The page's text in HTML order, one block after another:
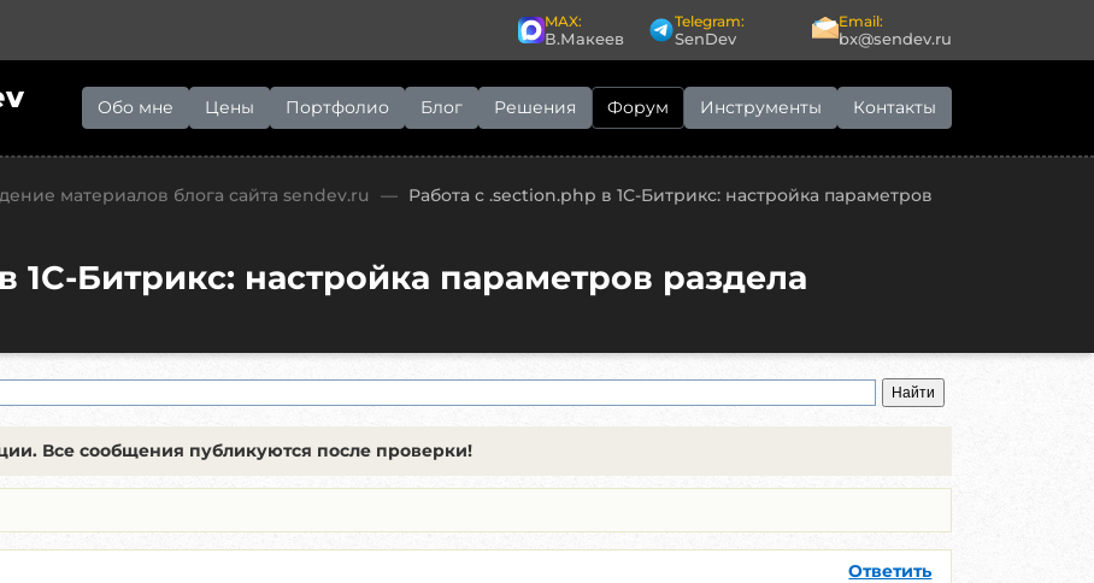
MAX:
В.Макеев
Telegram:
SenDev
Email:
bx@sendev.ru
Обо мне Цены Портфолио Блог Решения Форум Инструменты Контакты
материалов блога сайта sendev.ru — Работа с .section.php в 1С-Битрикс: настройка параметров
1С-Битрикс: настройка параметров раздела
Все сообщения публикуются после проверки!
Ответить